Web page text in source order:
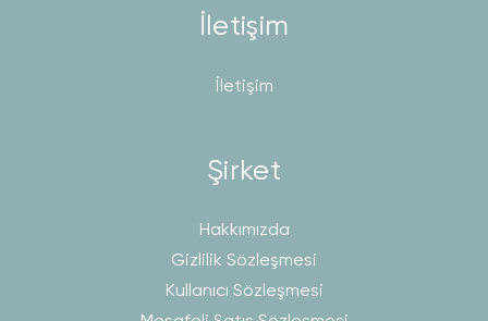
İletişim
İletişim
Şirket
Hakkımızda
Gizlilik Sözleşmesi
Kullanıcı Sözleşmesi